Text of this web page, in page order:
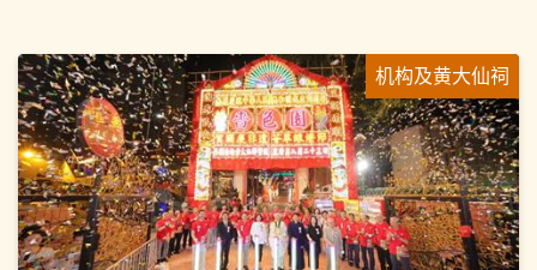
机构及黄大仙祠